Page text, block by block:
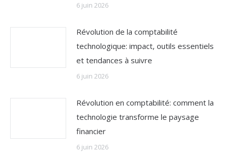
6 juin 2026
Révolution de la comptabilité
technologique: impact, outils essentiels
et tendances à suivre
6 juin 2026
Révolution en comptabilité: comment la
technologie transforme le paysage
financier
6 juin 2026